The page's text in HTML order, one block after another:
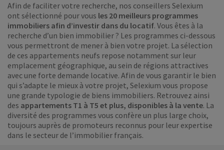
Afin de faciliter votre recherche, nos conseillers Selexium
ont sélectionné pour vous les 20 meilleurs programmes
immobiliers afin d’investir dans du locatif. Vous êtes à la
recherche d’un bien immobilier ? Les programmes ci-dessous
vous permettront de mener à bien votre projet. La sélection
de ces appartements neufs repose notamment sur leur
emplacement géographique, au sein de régions attractives
avec une forte demande locative. Afin de vous garantir le bien
qui s’adapte le mieux à votre projet, Selexium vous propose
une grande typologie de biens immobiliers. Retrouvez ainsi
des appartements T1 à T5 et plus, disponibles à la vente. La
diversité des programmes vous confère un plus large choix,
toujours auprès de promoteurs reconnus pour leur expertise
dans le secteur de l’immobilier français.